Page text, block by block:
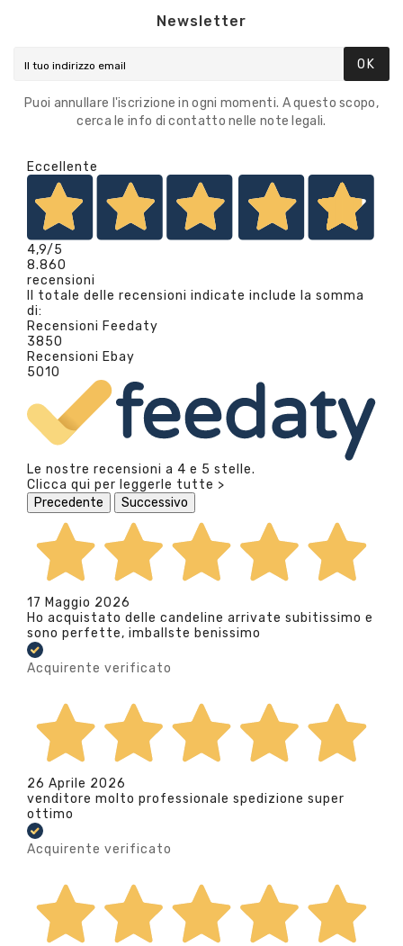
Newsletter
OK
Puoi annullare l'iscrizione in ogni momenti. A questo scopo,
cerca le info di contatto nelle note legali.
Eccellente
4,9/5
8.860
recensioni
Il totale delle recensioni indicate include la somma
di:
Recensioni Feedaty
3850
Recensioni Ebay
5010
Le nostre recensioni a 4 e 5 stelle.
Clicca qui per leggerle tutte >
Precedente
Successivo
17 Maggio 2026
Ho acquistato delle candeline arrivate subitissimo e
sono perfette, imballste benissimo
Acquirente verificato
26 Aprile 2026
venditore molto professionale spedizione super
ottimo
Acquirente verificato